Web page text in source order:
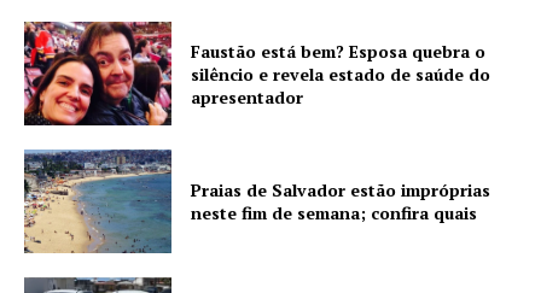
Faustão está bem? Esposa quebra o
silêncio e revela estado de saúde do
apresentador
Praias de Salvador estão impróprias
neste fim de semana; confira quais